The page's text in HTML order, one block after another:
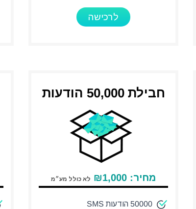
לרכישה
חבילת 50,000 הודעות
מחיר: ₪1,000 לא כולל מע״מ
50000 הודעות SMS